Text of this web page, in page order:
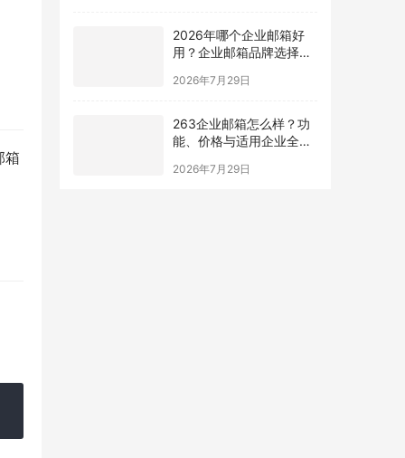
箱
2026年哪个企业邮箱好
用？企业邮箱品牌选择指
2026年7月29日
263企业邮箱怎么样？功
能、价格与适用企业全面
2026年7月29日